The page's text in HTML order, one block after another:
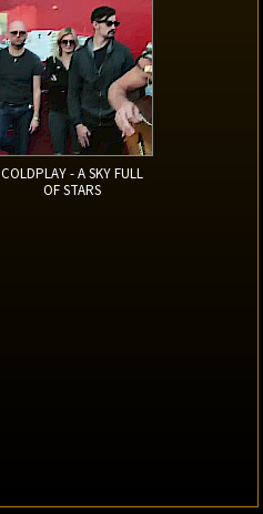
COLDPLAY - A SKY FULL
OF STARS